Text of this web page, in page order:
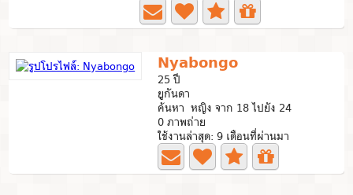
Nyabongo
25 ปี
ยูกันดา
ค้นหา หญิง จาก 18 ไปยัง 24
0 ภาพถ่าย
ใช้งานล่าสุด: 9 เดือนที่ผ่านมา